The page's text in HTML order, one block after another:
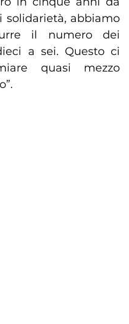
solidarietà, abbiamo
il numero dei
a sei. Questo ci
quasi mezzo